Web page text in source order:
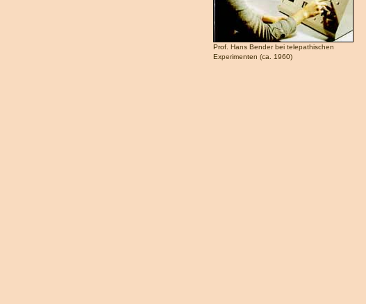
Prof. Hans Bender bei telepathischen
Experimenten (ca. 1960)